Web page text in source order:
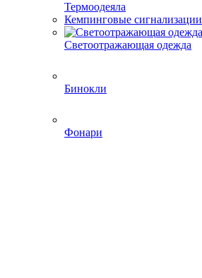
Термоодеяла
Кемпинговые сигнализации
Светоотражающая одежда
Бинокли
Фонари